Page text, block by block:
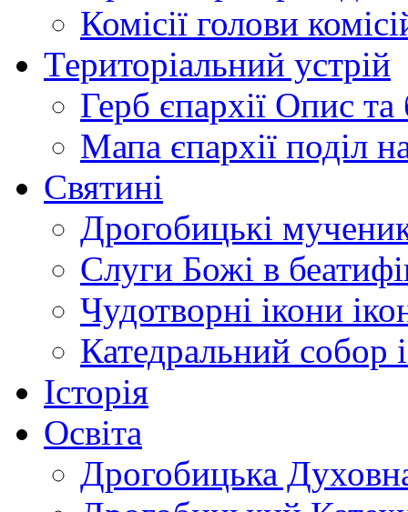
Комісії голови
Територіальний устрій
Герб єпархії Опис та
Мапа єпархії поділ
Святині
Дрогобицькі
Слуги Божі в
Чудотворні ікони
Катедральний собор
Історія
Освіта
Дрогобицька